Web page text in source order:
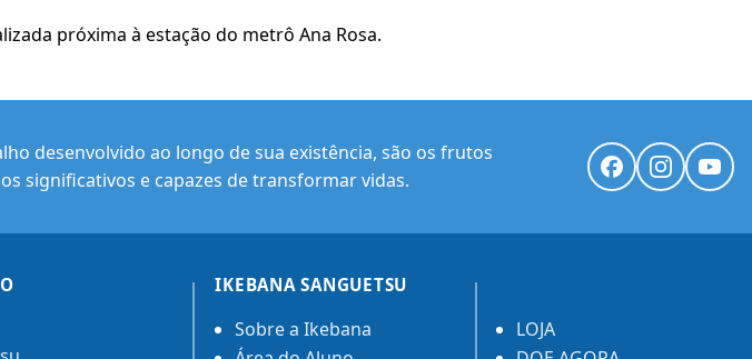
próxima à estação do metrô Ana Rosa.
desenvolvido ao longo de sua existência, são os frutos
significativos e capazes de transformar vidas.
IKEBANA SANGUETSU
Sobre a Ikebana
LOJA